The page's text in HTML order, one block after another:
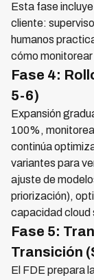
Esta fase incluye
cliente:
humanos
cómo
Fase 4:
5-6)
Expansión
100%,
continúa
variantes para
ajuste de
priorización),
capacidad cloud
Fase 5:
Transición
El FDE prepara